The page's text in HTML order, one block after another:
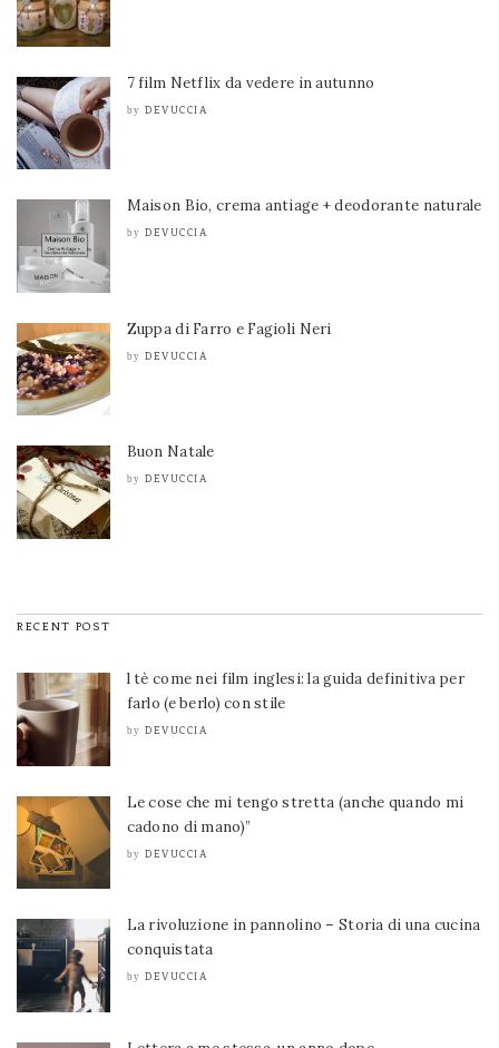
7 film Netflix da vedere in autunno
by DEVUCCIA
Maison Bio, crema antiage + deodorante naturale
by DEVUCCIA
Zuppa di Farro e Fagioli Neri
by DEVUCCIA
Buon Natale
by DEVUCCIA
RECENT POST
l tè come nei film inglesi: la guida definitiva per
farlo (e berlo) con stile
by DEVUCCIA
Le cose che mi tengo stretta (anche quando mi
cadono di mano)”
by DEVUCCIA
La rivoluzione in pannolino – Storia di una cucina
conquistata
by DEVUCCIA